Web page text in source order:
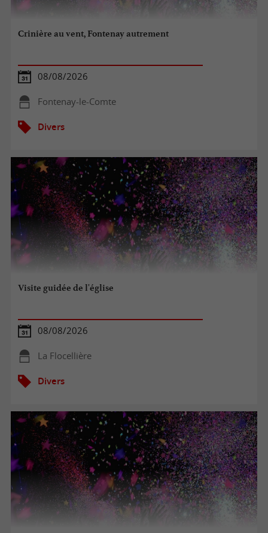
Crinière au vent, Fontenay autrement
08/08/2026
Fontenay-le-Comte
Divers
Visite guidée de l'église
08/08/2026
La Flocellière
Divers